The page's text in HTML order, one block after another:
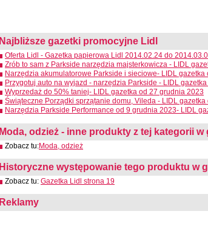
Najbliższe gazetki promocyjne Lidl
Oferta Lidl - Gazetka papierowa Lidl 2014.02.24 do
Zrób to sam z Parkside narzędzia majsterkowicza - LIDL
Narzędzia akumulatorowe Parkside i sieciowe- LIDL gazetka
Przygotuj auto na wyjazd - narzędzia Parkside - LIDL
Wyprzedaż do 50% taniej- LIDL gazetka od 27 grudnia 2023
Świąteczne Porządki sprzątanie domu, Vileda - LIDL
Narzędzia Parkside Performance od 9 grudnia 2023- LIDL
Moda, odzież - inne produkty z tej kategorii w
Zobacz tu:Moda, odzież
Historyczne występowanie tego produktu w
Zobacz tu: Gazetka Lidl strona 19
Reklamy